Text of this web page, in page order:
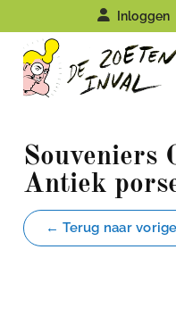
Inloggen
Souveniers
Antiek
← Terug naar